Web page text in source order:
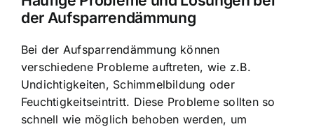
der Aufsparrendämmung
Bei der Aufsparrendämmung können
verschiedene Probleme auftreten, wie z.B.
Undichtigkeiten, Schimmelbildung oder
Feuchtigkeitseintritt. Diese Probleme sollten so
schnell wie möglich behoben werden, um